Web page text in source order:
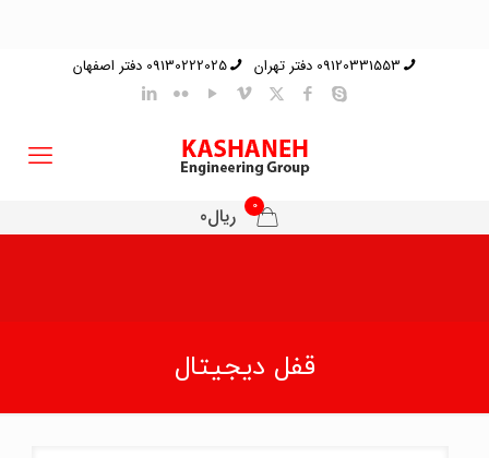
09120331553 دفتر تهران 09130222025 دفتر اصفهان
0 ریال0
قفل دیجیتال